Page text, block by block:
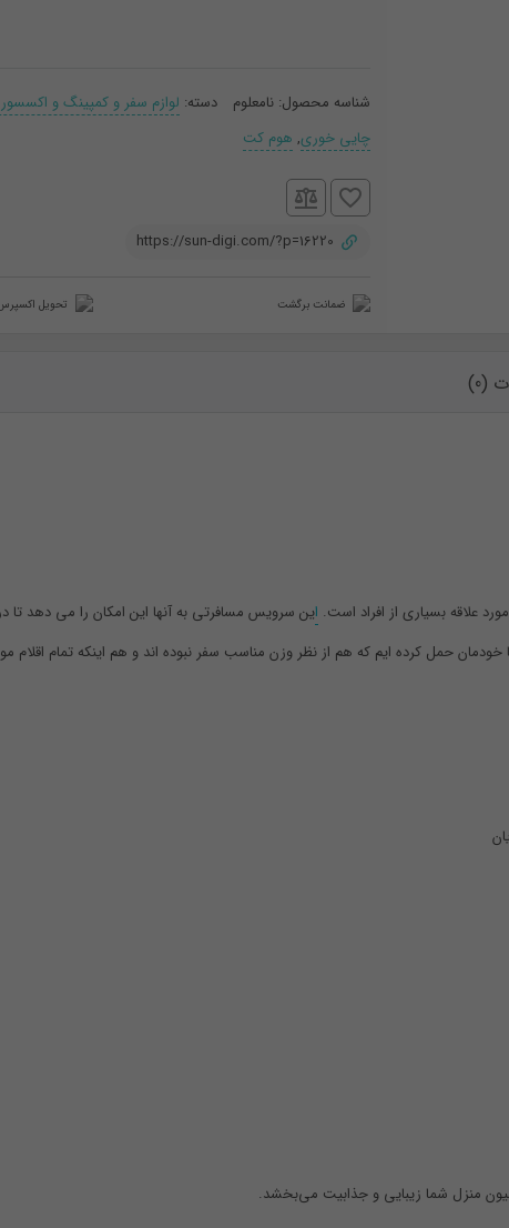
شناسه محصول:نامعلوم دسته: لوازم سفر و کمپینگ و
چایی خوری, هوم کت
https://sun-digi.com/?p=16220
ضمانت برگشت تحویل
(0)
این سرویس مسافرتی به آنها این امکان را می دهد
حمل کرده ایم که هم از نظر وزن مناسب سفر نبوده اند و هم اینکه تمام
منزل شما زیبایی و جذابیت می‌بخشد.